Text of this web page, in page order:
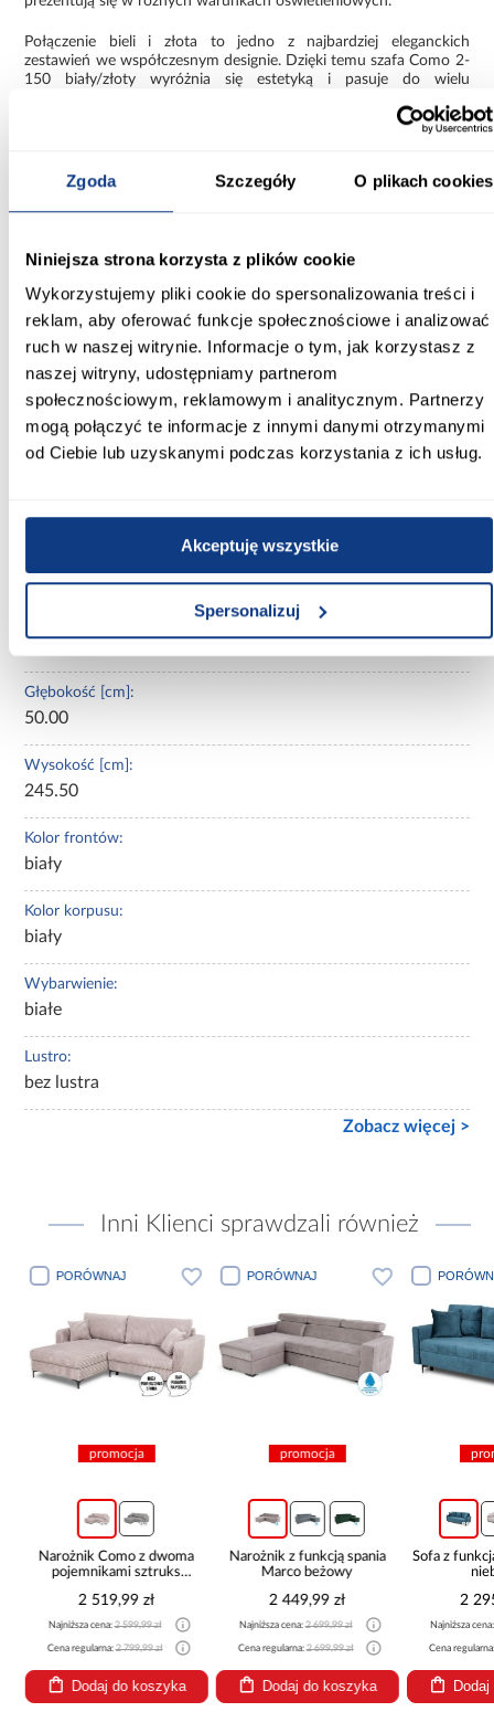
Zgoda Szczegóły O plikach cookies
Niniejsza strona korzysta z plików cookie
Wykorzystujemy pliki cookie do spersonalizowania treści i
reklam, aby oferować funkcje społecznościowe i analizować
ruch w naszej witrynie. Informacje o tym, jak korzystasz z
naszej witryny, udostępniamy partnerom
społecznościowym, reklamowym i analitycznym. Partnerzy
mogą połączyć te informacje z innymi danymi otrzymanymi
od Ciebie lub uzyskanymi podczas korzystania z ich usług.
Akceptuję wszystkie
Spersonalizuj
Połączenie bieli i złota to jedno z najbardziej eleganckich
zestawień we współczesnym designie. Dzięki temu szafa Como 2-
150 biały/złoty wyróżnia się estetyką i pasuje do wielu
nowoczesnych wnętrz
stanowi praktyczny i estetyczny element wyposażenia, który
Informacje Transport Informacje o
Kształt:
proste
Nie
150.00
Głębokość [cm]:
50.00
Wysokość [cm]:
245.50
Kolor frontów:
biały
Kolor korpusu:
biały
Wybarwienie:
białe
Lustro:
bez lustra
Zobacz więcej >
Inni Klienci sprawdzali również
PORÓWNAJ
promocja
Narożnik Como z dwoma
pojemnikami sztruks
2 519,99 zł
Najniższa cena:2 599,99 zł
Cena regularna:2 799,99 zł
Dodaj do koszyka
PORÓWNAJ
promocja
Narożnik z funkcją spania
Marco beżowy
2 449,99 zł
Najniższa cena:2 699,99 zł
Cena regularna:2 699,99 zł
Dodaj do koszyka
Sofa z
2
Najniższa
Cena